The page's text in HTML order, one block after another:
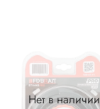
Нет в наличии